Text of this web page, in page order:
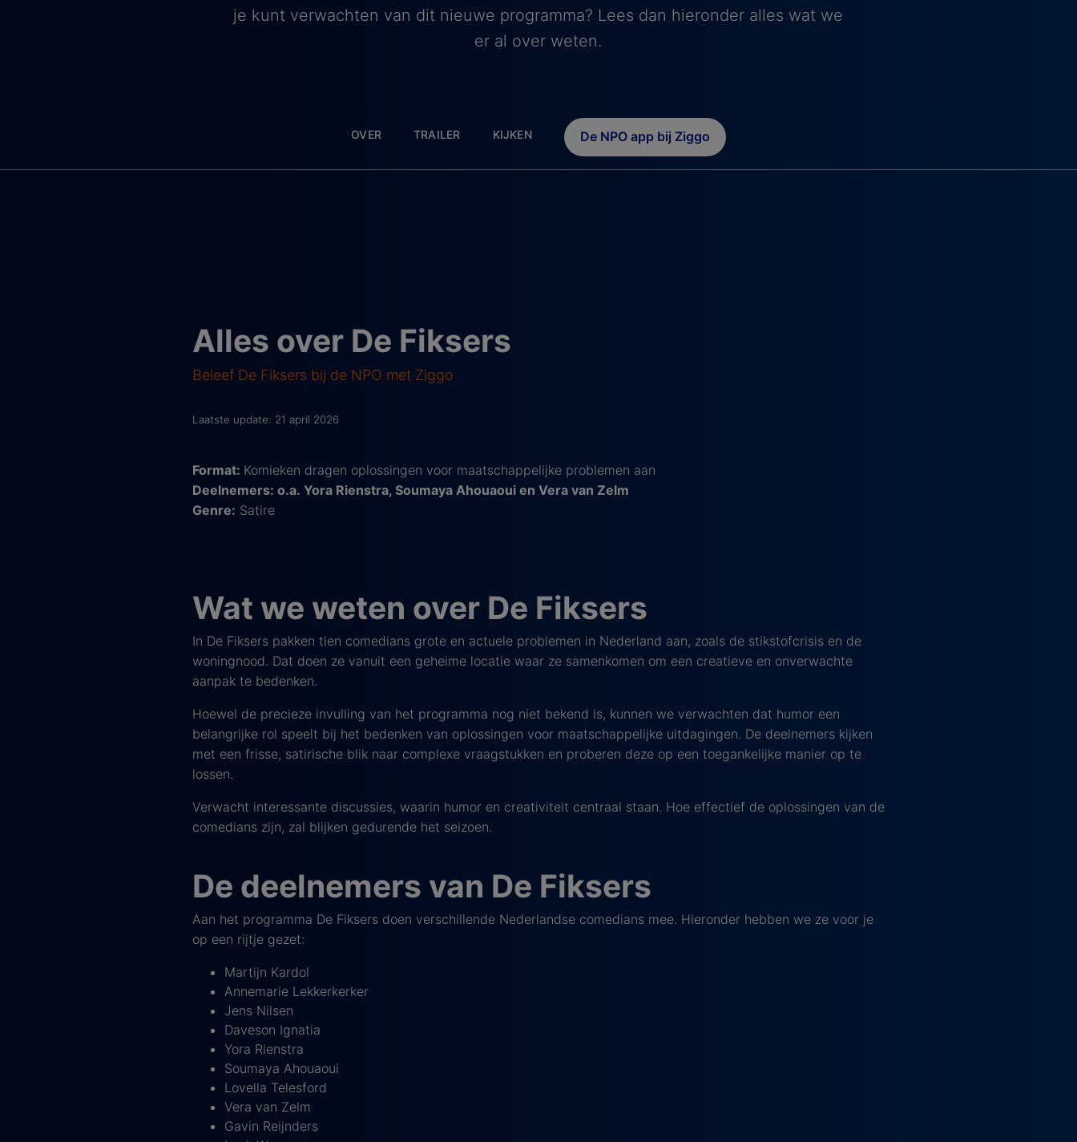
je kunt verwachten van dit nieuwe programma? Lees dan hieronder alles wat we
er al over weten.
OVER TRAILER KIJKEN De NPO app bij Ziggo
Alles over De Fiksers
Beleef De Fiksers bij de NPO met Ziggo
Laatste update: 21 april 2026
Format: Komieken dragen oplossingen voor maatschappelijke problemen aan
Deelnemers: o.a. Yora Rienstra, Soumaya Ahouaoui en Vera van Zelm
Genre: Satire
Wat we weten over De Fiksers
In De Fiksers pakken tien comedians grote en actuele problemen in Nederland aan, zoals de stikstofcrisis en de
woningnood. Dat doen ze vanuit een geheime locatie waar ze samenkomen om een creatieve en onverwachte
aanpak te bedenken.
Hoewel de precieze invulling van het programma nog niet bekend is, kunnen we verwachten dat humor een
belangrijke rol speelt bij het bedenken van oplossingen voor maatschappelijke uitdagingen. De deelnemers kijken
met een frisse, satirische blik naar complexe vraagstukken en proberen deze op een toegankelijke manier op te
lossen.
Verwacht interessante discussies, waarin humor en creativiteit centraal staan. Hoe effectief de oplossingen van de
comedians zijn, zal blijken gedurende het seizoen.
De deelnemers van De Fiksers
Aan het programma De Fiksers doen verschillende Nederlandse comedians mee. Hieronder hebben we ze voor je
op een rijtje gezet:
Martijn Kardol
Annemarie Lekkerkerker
Jens Nilsen
Daveson Ignatia
Yora Rienstra
Soumaya Ahouaoui
Lovella Telesford
Vera van Zelm
Gavin Reijnders